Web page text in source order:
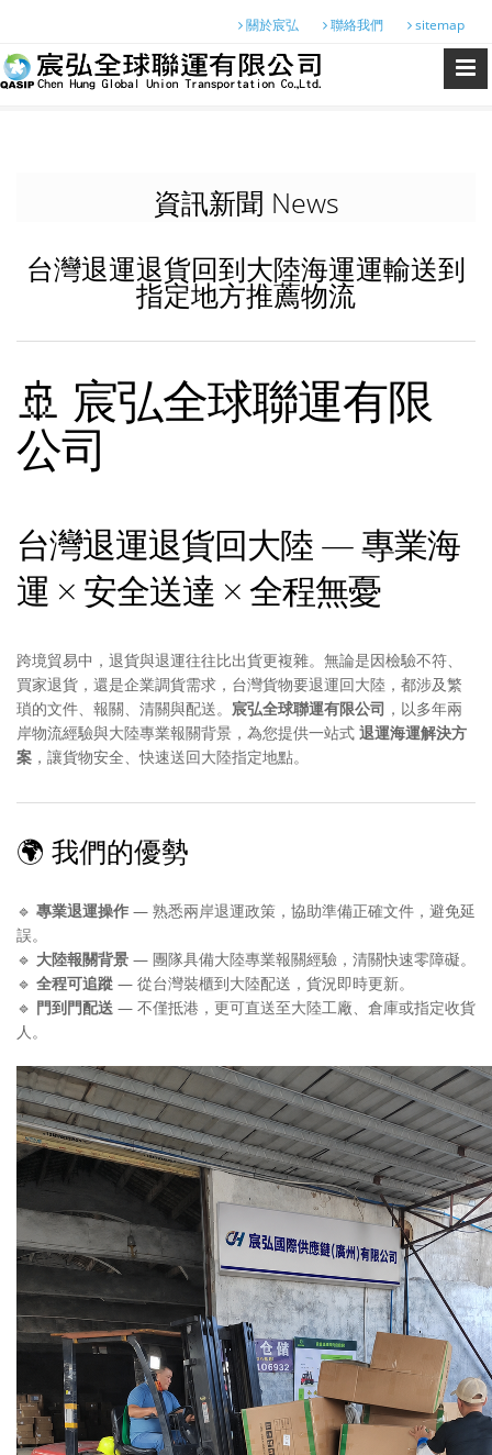
關於宸弘 聯絡我們 sitemap
資訊新聞 News
台灣退運退貨回到大陸海運運輸送到
指定地方推薦物流
🚢 宸弘全球聯運有限
公司
台灣退運退貨回大陸 — 專業海
運 × 安全送達 × 全程無憂
跨境貿易中，退貨與退運往往比出貨更複雜。無論是因檢驗不符、
買家退貨，還是企業調貨需求，台灣貨物要退運回大陸，都涉及繁
瑣的文件、報關、清關與配送。 宸弘全球聯運有限公司 ，以多年兩
岸物流經驗與大陸專業報關背景，為您提供一站式 退運海運解決方
案 ，讓貨物安全、快速送回大陸指定地點。
🌍 我們的優勢
🔹 專業退運操作 — 熟悉兩岸退運政策，協助準備正確文件，避免延
誤。
🔹 大陸報關背景 — 團隊具備大陸專業報關經驗，清關快速零障礙。
🔹 全程可追蹤 — 從台灣裝櫃到大陸配送，貨況即時更新。
🔹 門到門配送 — 不僅抵港，更可直送至大陸工廠、倉庫或指定收貨
人。